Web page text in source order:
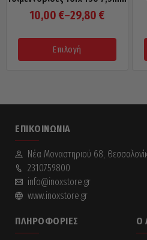
10,00€–29,80€
Price
10,00 €
through
Επιλογή
options
be
chosen
on
the
product
ΕΠΙΚΟΙΝΩΝΊΑ
Νέα Mοναστηριού 68,
2310759800
info@inoxstore.gr
www.inoxstore.gr
ΠΛΗΡΟΦΟΡΊΕΣ Ο